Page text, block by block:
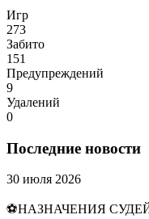
Игр
273
Забито
151
Предупреждений
9
Удалений
0
Последние новости
30 июля 2026
⚽НАЗНАЧЕНИЯ